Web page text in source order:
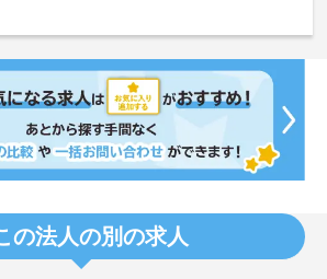
の法人の別の求人